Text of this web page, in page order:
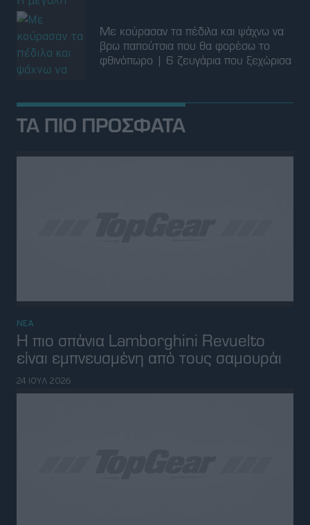
Με κούρασαν τα πέδιλα και ψάχνω να
βρω παπούτσια που θα φορέσω το
φθινόπωρο | 6 ζευγάρια που ξεχώρισα
ΤΑ ΠΙΟ ΠΡΟΣΦΑΤΑ
Νέο Nissan Leaf Nismo: δείχνει έτοιμο
για πίστα αλλά κρύβει μια έκπληξη
(video)